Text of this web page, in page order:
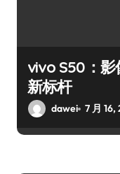
vivo S50：
新标杆
dawei 7 月